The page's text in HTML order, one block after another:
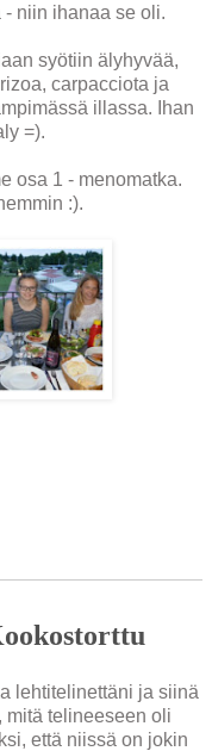
niin ihanaa se oli.
syötiin älyhyvää,
carpacciota ja
illassa. Ihan
=).
osa 1 - menomatka.
:).
lehtitelinettäni ja siinä
telineeseen oli
että niissä on jokin